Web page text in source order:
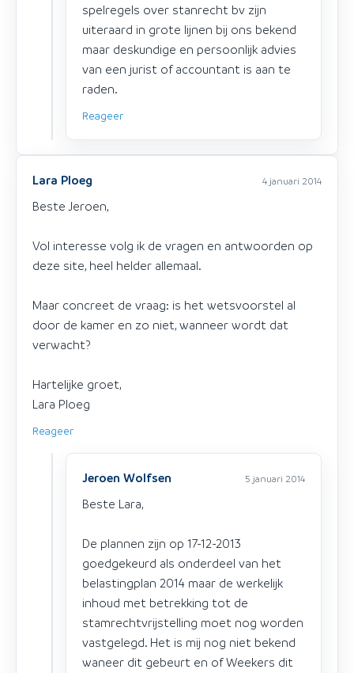
spelregels over stanrecht bv zijn
uiteraard in grote lijnen bij ons bekend
maar deskundige en persoonlijk advies
van een jurist of accountant is aan te
raden.
Reageer
Lara Ploeg 4 januari 2014
Beste Jeroen,
Vol interesse volg ik de vragen en antwoorden op
deze site, heel helder allemaal.
Maar concreet de vraag: is het wetsvoorstel al
door de kamer en zo niet, wanneer wordt dat
verwacht?
Hartelijke groet,
Lara Ploeg
Reageer
Jeroen Wolfsen 5 januari 2014
Beste Lara,
De plannen zijn op 17-12-2013
goedgekeurd als onderdeel van het
belastingplan 2014 maar de werkelijk
inhoud met betrekking tot de
stamrechtvrijstelling moet nog worden
vastgelegd. Het is mij nog niet bekend
waneer dit gebeurt en of Weekers dit